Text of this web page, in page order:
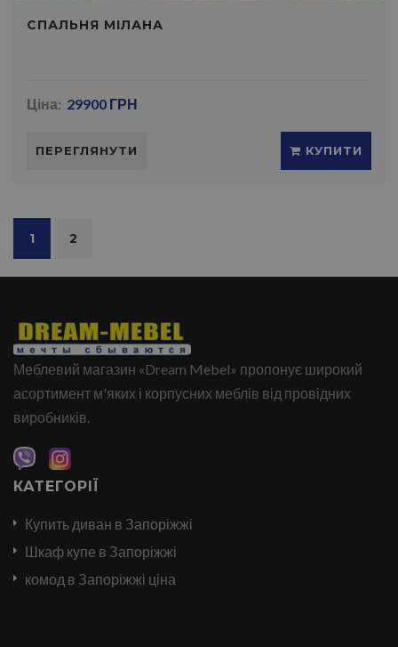
СПАЛЬНЯ МIЛАНА
Ціна: 29900 ГРН
ПЕРЕГЛЯНУТИ КУПИТИ
1 2
Меблевий магазин «Dream Mebel» пропонує широкий
асортимент м'яких і корпусних меблів від провідних
виробників.
КАТЕГОРІЇ
Купить диван в Запоріжжі
Шкаф купе в Запоріжжі
комод в Запоріжжі ціна